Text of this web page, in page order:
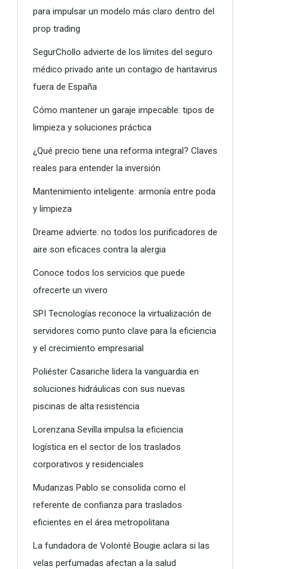
para impulsar un modelo más claro dentro del
prop trading
SegurChollo advierte de los límites del seguro
médico privado ante un contagio de hantavirus
fuera de España
Cómo mantener un garaje impecable: tipos de
limpieza y soluciones práctica
¿Qué precio tiene una reforma integral? Claves
reales para entender la inversión
Mantenimiento inteligente: armonía entre poda
y limpieza
Dreame advierte: no todos los purificadores de
aire son eficaces contra la alergia
Conoce todos los servicios que puede
ofrecerte un vivero
SPI Tecnologías reconoce la virtualización de
servidores como punto clave para la eficiencia
y el crecimiento empresarial
Poliéster Casariche lidera la vanguardia en
soluciones hidráulicas con sus nuevas
piscinas de alta resistencia
Lorenzana Sevilla impulsa la eficiencia
logística en el sector de los traslados
corporativos y residenciales
Mudanzas Pablo se consolida como el
referente de confianza para traslados
eficientes en el área metropolitana
La fundadora de Volonté Bougie aclara si las
velas perfumadas afectan a la salud